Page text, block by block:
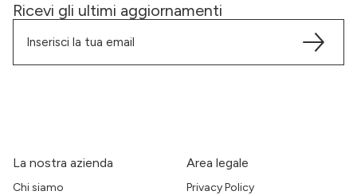
Ricevi gli ultimi aggiornamenti
La nostra azienda
Chi siamo
Area legale
Privacy Policy